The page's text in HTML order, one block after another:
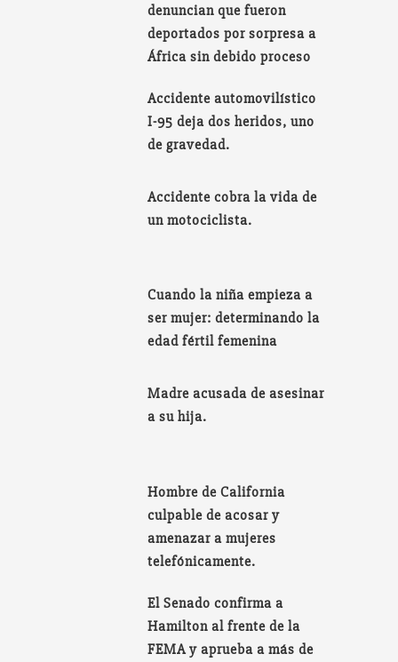
denuncian que fueron
deportados por sorpresa a
África sin debido proceso
Accidente automovilístico
I-95 deja dos heridos, uno
de gravedad.
Accidente cobra la vida de
un motociclista.
Cuando la niña empieza a
ser mujer: determinando la
edad fértil femenina
Madre acusada de asesinar
a su hija.
Hombre de California
culpable de acosar y
amenazar a mujeres
telefónicamente.
El Senado confirma a
Hamilton al frente de la
FEMA y aprueba a más de